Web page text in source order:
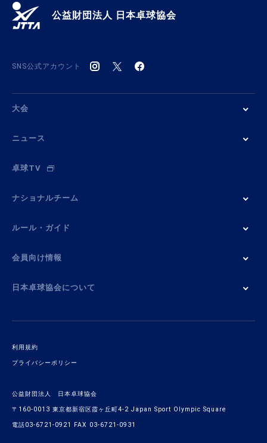
公益財団法人 日本卓球協会
SNS公式アカウント
大会
ニュース
卓球TV
ナショナルチーム
ルール・ガイド
会員向け情報
日本卓球協会について
利用規約
プライバシーポリシー
公益財団法人 日本卓球協会
〒160-0013 東京都新宿区霞ヶ丘町4-2 Japan Sport Olympic Square
電話03-6721-0921 FAX 03-6721-0931